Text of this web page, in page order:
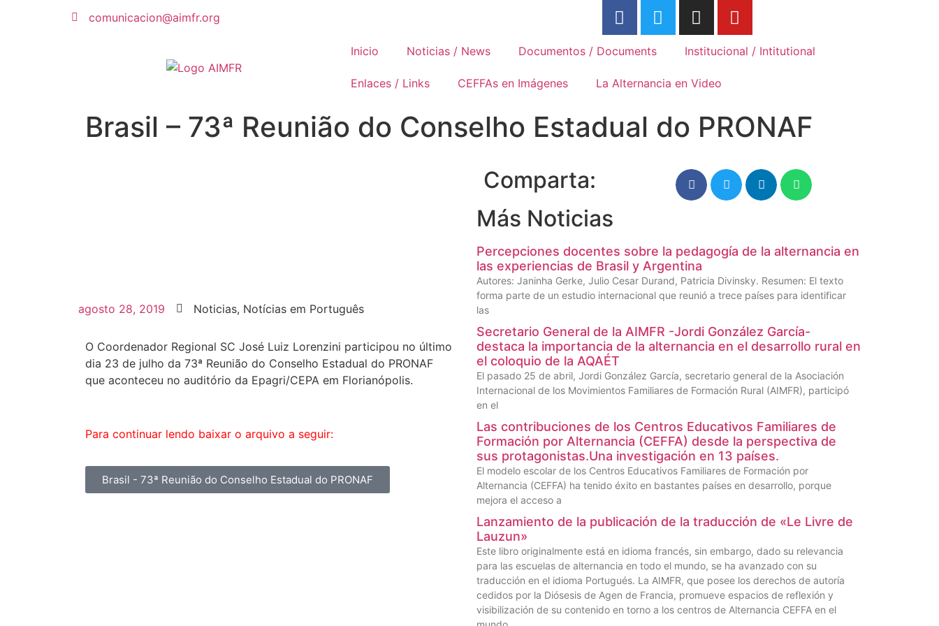
comunicacion@aimfr.org
Mouvements Familiaux de
Formation Rurale
Inicio
Noticias / News Documentos / Documents Institucional / Intitutional
Enlaces / Links CEFFAs en Imágenes La Alternancia en Video
Brasil – 73ª Reunião do Conselho Estadual do PRONAF
agosto 28, 2019 Noticias, Notícias em Português
O Coordenador Regional SC José Luiz Lorenzini participou no último
dia 23 de julho da 73ª Reunião do Conselho Estadual do PRONAF
que aconteceu no auditório da Epagri/CEPA em Florianópolis.
Para continuar lendo baixar o arquivo a seguir:
Brasil - 73ª Reunião do Conselho Estadual do PRONAF
Comparta:
Más Noticias
Percepciones docentes sobre la pedagogía de la alternancia en
las experiencias de Brasil y Argentina
Autores: Janinha Gerke, Julio Cesar Durand, Patricia Divinsky. Resumen: El texto
forma parte de un estudio internacional que reunió a trece países para identificar
las
Secretario General de la AIMFR -Jordi González García-
destaca la importancia de la alternancia en el desarrollo rural en
el coloquio de la AQAÉT
El pasado 25 de abril, Jordi González García, secretario general de la Asociación
Internacional de los Movimientos Familiares de Formación Rural (AIMFR), participó
en el
Las contribuciones de los Centros Educativos Familiares de
Formación por Alternancia (CEFFA) desde la perspectiva de
sus protagonistas.Una investigación en 13 países.
El modelo escolar de los Centros Educativos Familiares de Formación por
Alternancia (CEFFA) ha tenido éxito en bastantes países en desarrollo, porque
mejora el acceso a
Lanzamiento de la publicación de la traducción de «Le Livre de
Lauzun»
Este libro originalmente está en idioma francés, sin embargo, dado su relevancia
para las escuelas de alternancia en todo el mundo, se ha avanzado con su
traducción en el idioma Portugués. La AIMFR, que posee los derechos de autoría
cedidos por la Diósesis de Agen de Francia, promueve espacios de reflexión y
visibilización de su contenido en torno a los centros de Alternancia CEFFA en el